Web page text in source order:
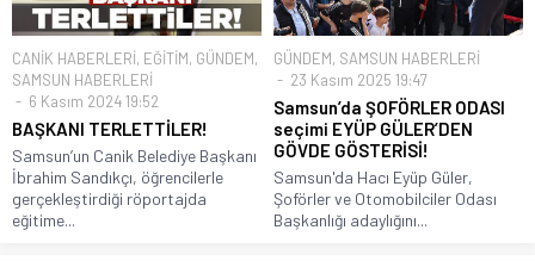
CANİK HABERLERİ, EĞİTİM, GÜNDEM,
SAMSUN HABERLERİ
6 Kasım 2024 19:52
BAŞKANI TERLETTİLER!
Samsun’un Canik Belediye Başkanı
İbrahim Sandıkçı, öğrencilerle
gerçekleştirdiği röportajda
eğitime...
GÜNDEM, SAMSUN HABERLERİ
23 Kasım 2025 19:47
Samsun’da ŞOFÖRLER ODASI
seçimi EYÜP GÜLER’DEN
GÖVDE GÖSTERİSİ!
Samsun'da Hacı Eyüp Güler,
Şoförler ve Otomobilciler Odası
Başkanlığı adaylığını...